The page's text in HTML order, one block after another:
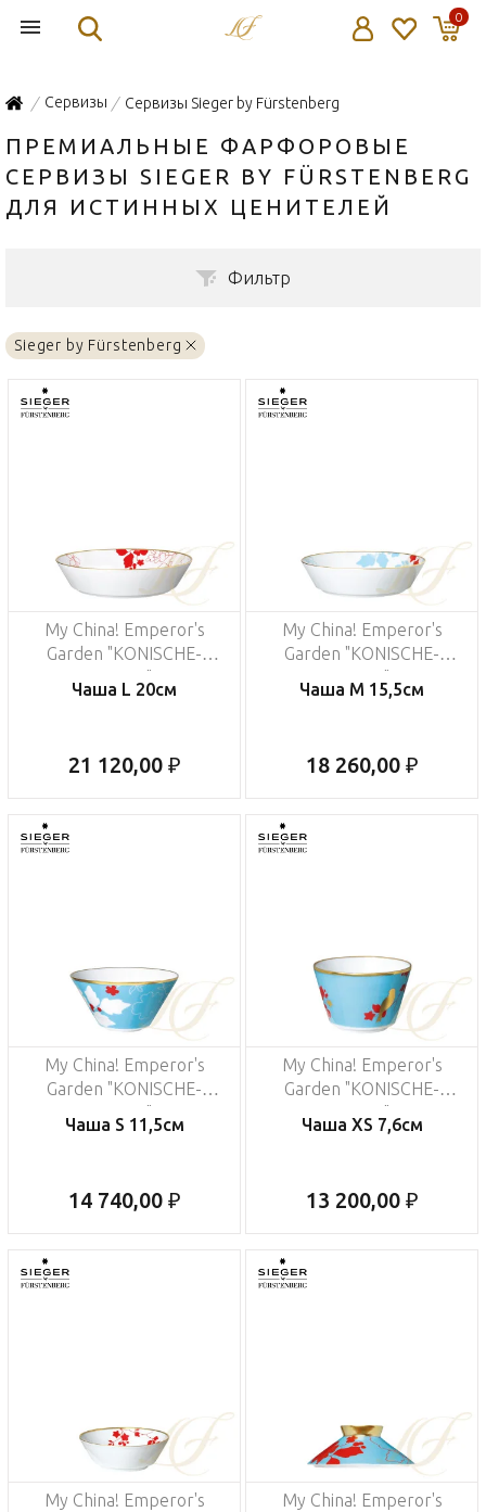
0
/ Сервизы / Сервизы Sieger by Fürstenberg
ПРЕМИАЛЬНЫЕ ФАРФОРОВЫЕ
СЕРВИЗЫ SIEGER BY FÜRSTENBERG
ДЛЯ ИСТИННЫХ ЦЕНИТЕЛЕЙ
Фильтр
Sieger by Fürstenberg
My China! Emperor's
Garden "KONISCHE-
Чаша L 20см
21 120,00 ₽
My China! Emperor's
Garden "KONISCHE-
Чаша М 15,5см
18 260,00 ₽
My China! Emperor's
Garden "KONISCHE-
Чаша S 11,5см
14 740,00 ₽
My China! Emperor's
Garden "KONISCHE-
Чаша XS 7,6см
13 200,00 ₽
My China! Emperor's
My China! Emperor's